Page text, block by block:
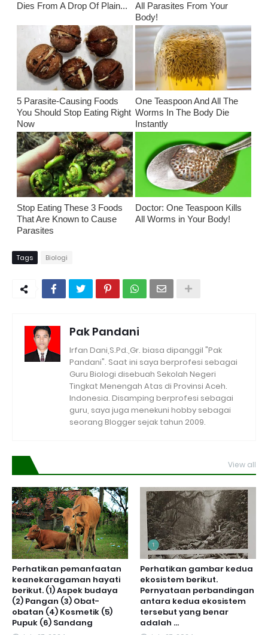
Dies From A Drop Of Plain...
All Parasites From Your
Body!
5 Parasite-Causing Foods
You Should Stop Eating Right
Now
One Teaspoon And All The
Worms In The Body Die
Instantly
Stop Eating These 3 Foods
That Are Known to Cause
Parasites
Doctor: One Teaspoon Kills
All Worms in Your Body!
Tags Biologi
Pak Pandani
Irfan Dani,S.Pd.,Gr. biasa dipanggil "Pak
Pandani". Saat ini saya berprofesi sebagai
Guru Biologi disebuah Sekolah Negeri
Tingkat Menengah Atas di Provinsi Aceh.
Indonesia. Disamping berprofesi sebagai
guru, saya juga menekuni hobby sebagai
seorang Blogger sejak tahun 2009.
View all
Perhatikan pemanfaatan
keanekaragaman hayati
berikut. (1) Aspek budaya
(2) Pangan (3) Obat-
obatan (4) Kosmetik (5)
Pupuk (6) Sandang
Perhatikan gambar kedua
ekosistem berikut.
Pernyataan perbandingan
antara kedua ekosistem
tersebut yang benar
adalah ...